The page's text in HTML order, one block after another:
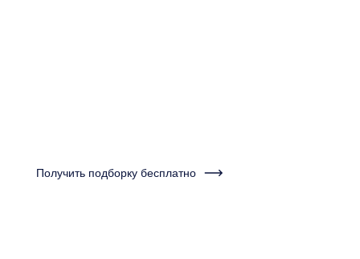
Получить подборку бесплатно